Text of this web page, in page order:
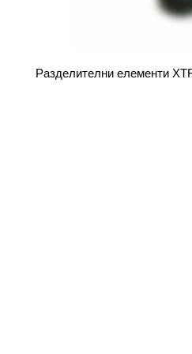
Разделителни елементи